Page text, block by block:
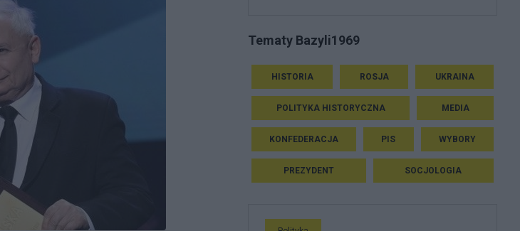
Tematy Bazyli1969
HISTORIA ROSJA UKRAINA
POLITYKA HISTORYCZNA MEDIA
KONFEDERACJA PIS WYBORY
PREZYDENT SOCJOLOGIA